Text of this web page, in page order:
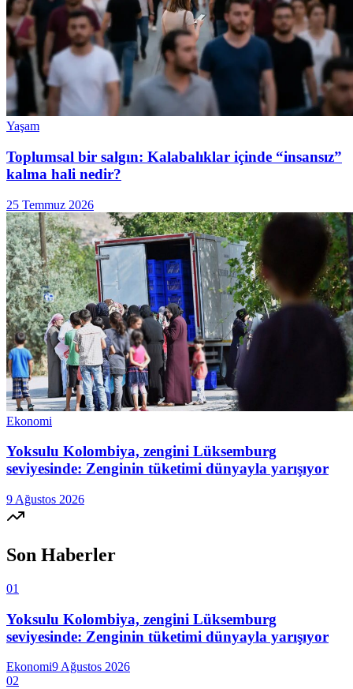
Yaşam
Toplumsal bir salgın: Kalabalıklar içinde “insansız”
kalma hali nedir?
25 Temmuz 2026
Ekonomi
Yoksulu Kolombiya, zengini Lüksemburg
seviyesinde: Zenginin tüketimi dünyayla yarışıyor
9 Ağustos 2026
Son Haberler
01
Yoksulu Kolombiya, zengini Lüksemburg
seviyesinde: Zenginin tüketimi dünyayla yarışıyor
Ekonomi9 Ağustos 2026
02